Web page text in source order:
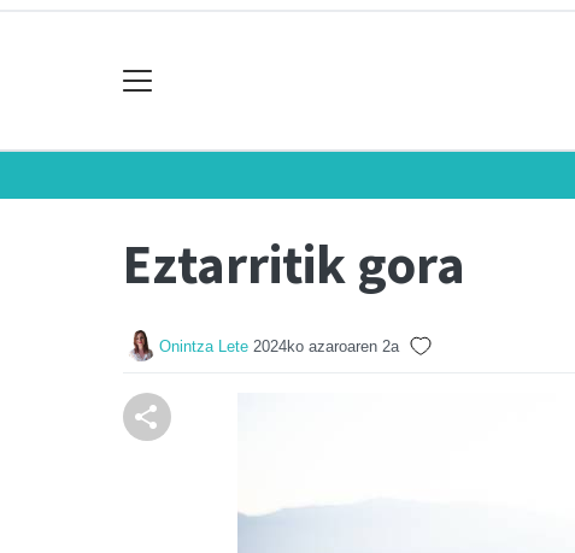
Eztarritik gora
Onintza Lete 2024ko azaroaren 2a